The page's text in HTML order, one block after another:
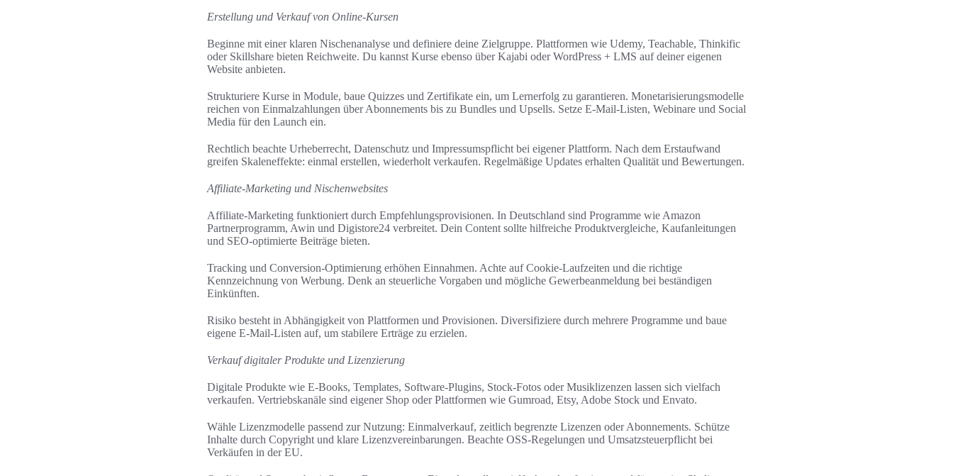
Erstellung und Verkauf von Online-Kursen
Beginne mit einer klaren Nischenanalyse und definiere deine Zielgruppe. Plattformen wie Udemy, Teachable, Thinkific
oder Skillshare bieten Reichweite. Du kannst Kurse ebenso über Kajabi oder WordPress + LMS auf deiner eigenen
Website anbieten.
Strukturiere Kurse in Module, baue Quizzes und Zertifikate ein, um Lernerfolg zu garantieren. Monetarisierungsmodelle
reichen von Einmalzahlungen über Abonnements bis zu Bundles und Upsells. Setze E-Mail-Listen, Webinare und Social
Media für den Launch ein.
Rechtlich beachte Urheberrecht, Datenschutz und Impressumspflicht bei eigener Plattform. Nach dem Erstaufwand
greifen Skaleneffekte: einmal erstellen, wiederholt verkaufen. Regelmäßige Updates erhalten Qualität und Bewertungen.
Affiliate-Marketing und Nischenwebsites
Affiliate-Marketing funktioniert durch Empfehlungsprovisionen. In Deutschland sind Programme wie Amazon
Partnerprogramm, Awin und Digistore24 verbreitet. Dein Content sollte hilfreiche Produktvergleiche, Kaufanleitungen
und SEO-optimierte Beiträge bieten.
Tracking und Conversion-Optimierung erhöhen Einnahmen. Achte auf Cookie-Laufzeiten und die richtige
Kennzeichnung von Werbung. Denk an steuerliche Vorgaben und mögliche Gewerbeanmeldung bei beständigen
Einkünften.
Risiko besteht in Abhängigkeit von Plattformen und Provisionen. Diversifiziere durch mehrere Programme und baue
eigene E-Mail-Listen auf, um stabilere Erträge zu erzielen.
Verkauf digitaler Produkte und Lizenzierung
Digitale Produkte wie E-Books, Templates, Software-Plugins, Stock-Fotos oder Musiklizenzen lassen sich vielfach
verkaufen. Vertriebskanäle sind eigener Shop oder Plattformen wie Gumroad, Etsy, Adobe Stock und Envato.
Wähle Lizenzmodelle passend zur Nutzung: Einmalverkauf, zeitlich begrenzte Lizenzen oder Abonnements. Schütze
Inhalte durch Copyright und klare Lizenzvereinbarungen. Beachte OSS-Regelungen und Umsatzsteuerpflicht bei
Verkäufen in der EU.